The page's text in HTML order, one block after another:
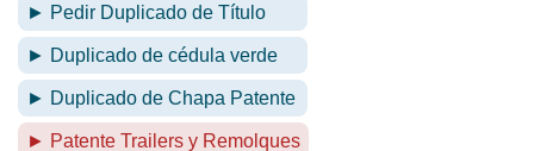
► Pedir Duplicado de Título
► Duplicado de cédula verde
► Duplicado de Chapa Patente
► Patente Trailers y Remolques